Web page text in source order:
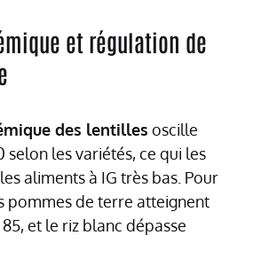
et régulation de
des lentilles oscille
selon les variétés, ce qui les
aliments à IG très bas. Pour
pommes de terre atteignent
et le riz blanc dépasse